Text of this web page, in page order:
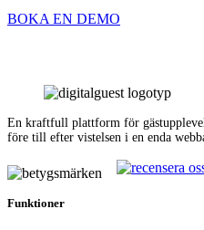
BOKA EN DEMO
En kraftfull plattform för
före till efter vistelsen i en enda
Funktioner